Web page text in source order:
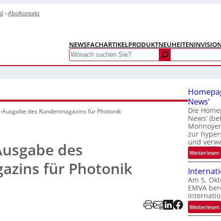
AboKontakt
NEWSFACHARTIKELPRODUKTNEUHEITEN
Search
Ausgabe des Kundenmagazins für Photonik
des
für Photonik
News‘
Die
News‘
zur
und
Weiterlesen:
Am 5.
EMVA
Weiterlesen:
I